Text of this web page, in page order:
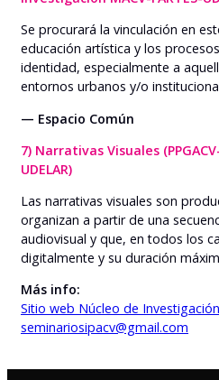
Se procurará la vinculación en
educación artística y los
identidad, especialmente a
entornos urbanos y/o
— Espacio Común
7) Narrativas Visuales
UDELAR)
Las narrativas visuales son
organizan a partir de una
audiovisual y que, en todos los
digitalmente y su duración
Más info:
Sitio web Núcleo de
seminariosipacv@gmail.com